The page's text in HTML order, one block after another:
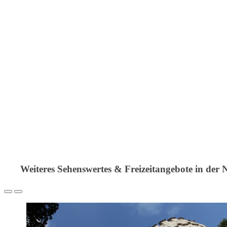
Weiteres Sehenswertes & Freizeitangebote in der